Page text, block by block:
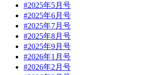
#2025年5月号
#2025年6月号
#2025年7月号
#2025年8月号
#2025年9月号
#2026年1月号
#2026年2月号